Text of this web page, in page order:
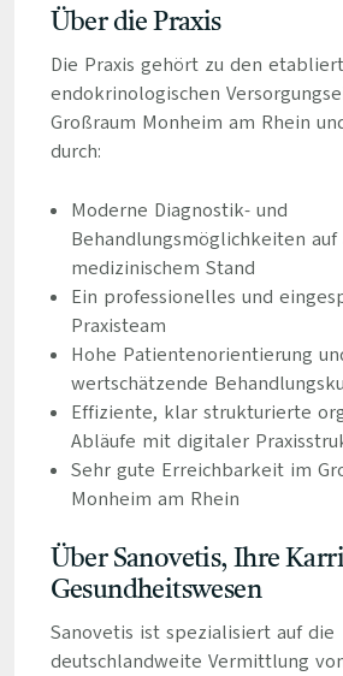
Über die Praxis
Die Praxis gehört zu den
endokrinologischen
Großraum Monheim am Rhein
durch:
Moderne Diagnostik- und
Behandlungsmöglichkeiten
medizinischem Stand
Ein professionelles und
Praxisteam
Hohe Patientenorientierung
wertschätzende
Effiziente, klar strukturierte
Abläufe mit digitaler
Sehr gute Erreichbarkeit im
Monheim am Rhein
Über Sanovetis, Ihre
Gesundheitswesen
Sanovetis ist spezialisiert auf die
deutschlandweite Vermittlung